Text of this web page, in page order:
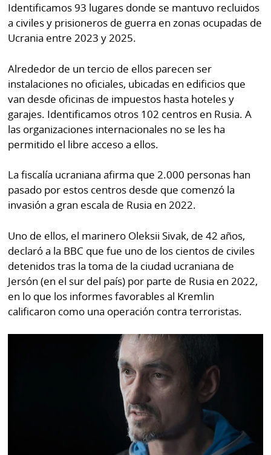
Identificamos 93 lugares donde se mantuvo recluidos
a civiles y prisioneros de guerra en zonas ocupadas de
Ucrania entre 2023 y 2025.
Alrededor de un tercio de ellos parecen ser
instalaciones no oficiales, ubicadas en edificios que
van desde oficinas de impuestos hasta hoteles y
garajes. Identificamos otros 102 centros en Rusia. A
las organizaciones internacionales no se les ha
permitido el libre acceso a ellos.
La fiscalía ucraniana afirma que 2.000 personas han
pasado por estos centros desde que comenzó la
invasión a gran escala de Rusia en 2022.
Uno de ellos, el marinero Oleksii Sivak, de 42 años,
declaró a la BBC que fue uno de los cientos de civiles
detenidos tras la toma de la ciudad ucraniana de
Jersón (en el sur del país) por parte de Rusia en 2022,
en lo que los informes favorables al Kremlin
calificaron como una operación contra terroristas.